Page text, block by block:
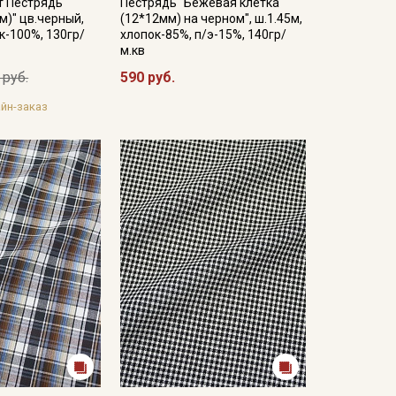
цв.черный,
100%, 130гр/
заказ
(12*12мм) на черном", ш.1.45м,
хлопок-85%, п/э-15%, 140гр/
м.кв
590 руб.